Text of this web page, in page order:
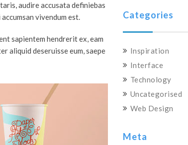
audire accusata definiebas
vivendum est.
sapientem hendrerit ex, eam
aliquid deseruisse eum, saepe
Categories
Inspiration
Interface
Technology
Uncategorised
Web Design
Meta